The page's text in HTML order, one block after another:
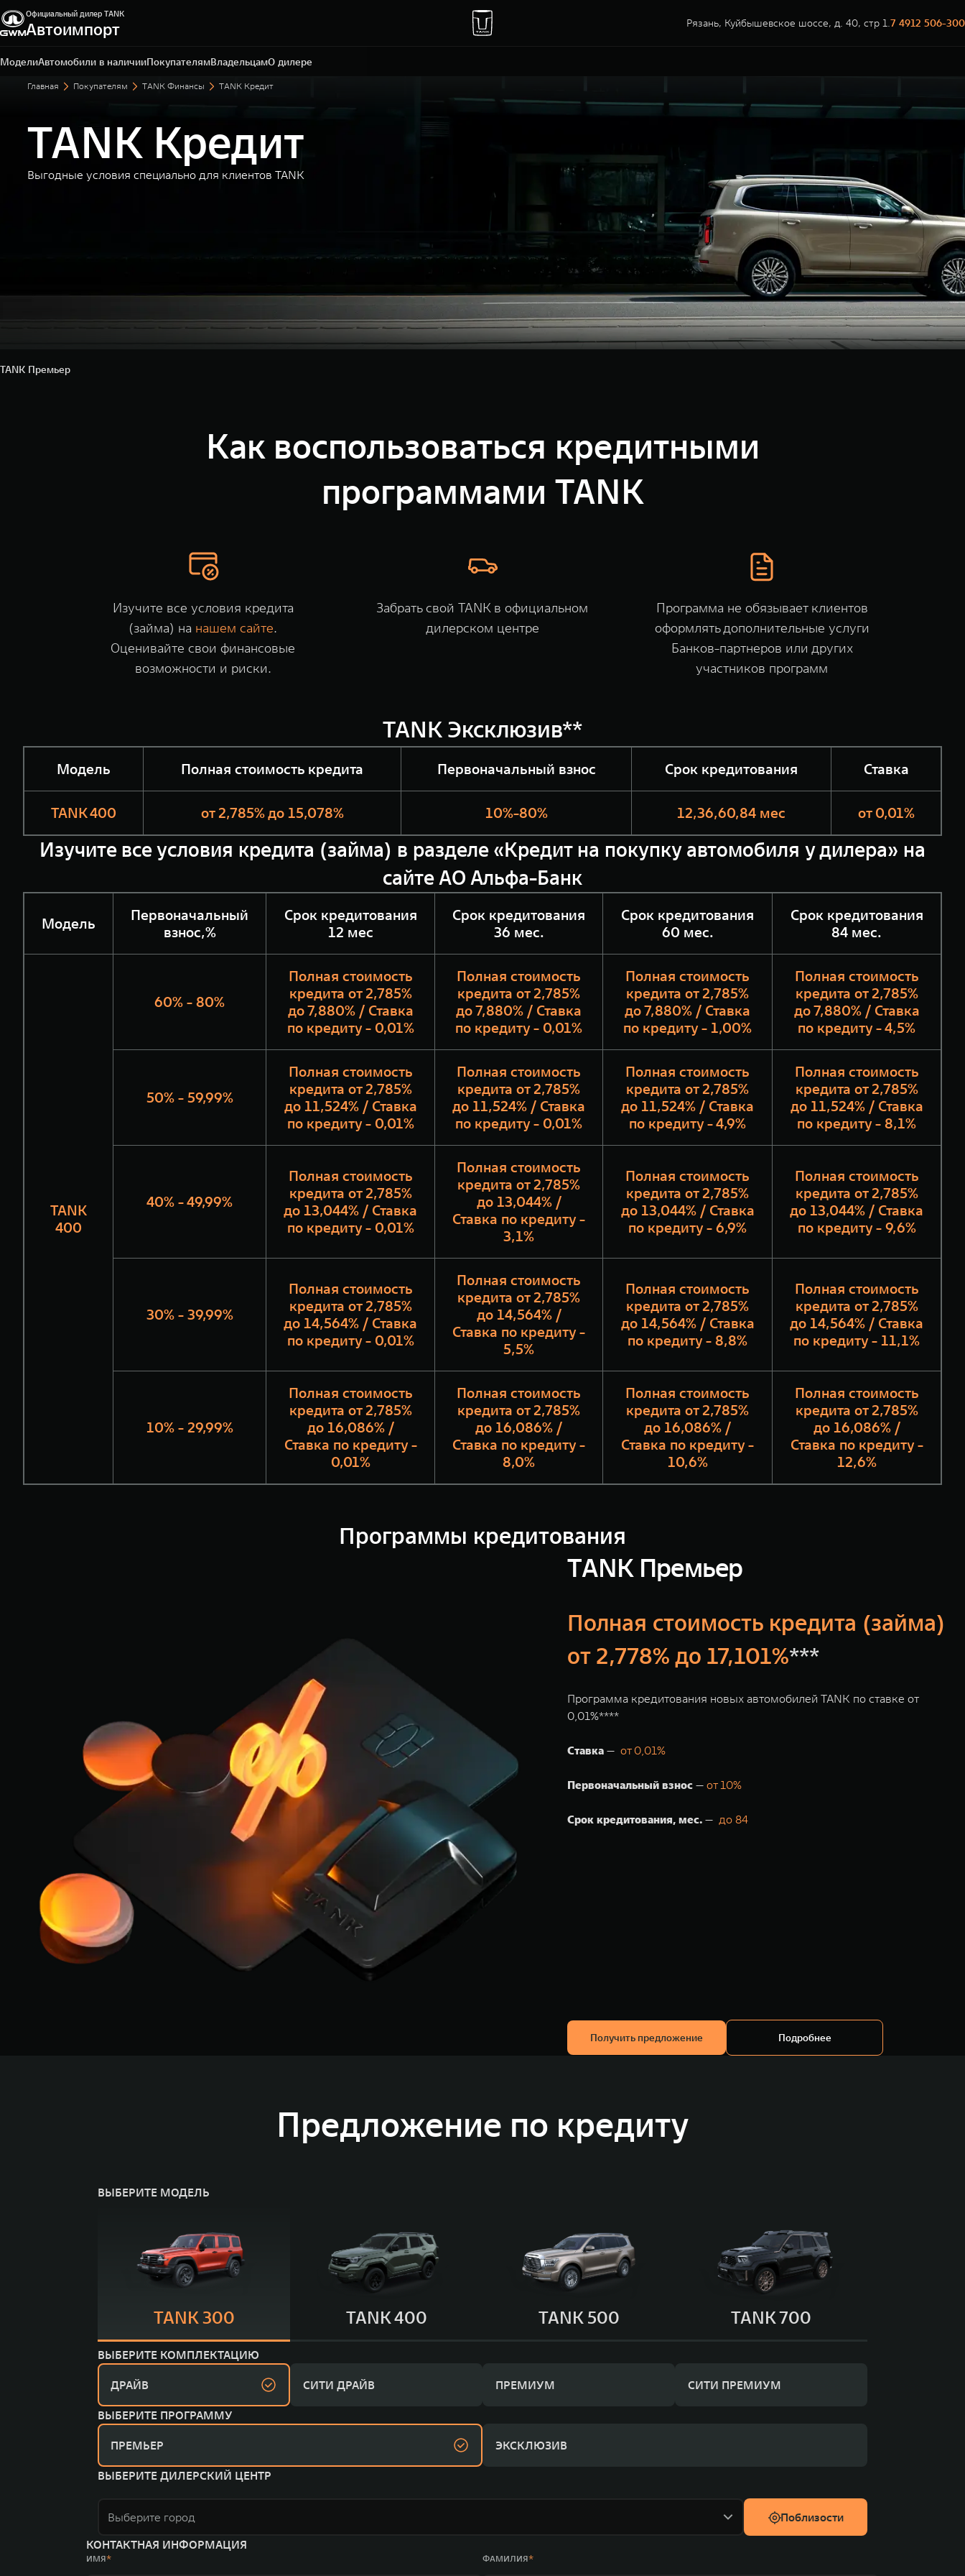
Официальный дилер TANK
Автоимпорт Рязань, Куйбышевское шоссе, д. 40, стр 1.7 4912 506-300
МоделиАвтомобили в наличииПокупателямВладельцамО дилере
Рязань, Куйбышевское шоссе, д. 40, стр 1.
7 4912 506-300
Главная Покупателям TANK Финансы TANK Кредит
TANK Кредит
Выгодные условия специально для клиентов TANK
TANK Премьер
Как воспользоваться кредитными
программами TANK
Изучите все условия кредита
(займа) на нашем сайте.
Оценивайте свои финансовые
возможности и риски.
Забрать свой TANK в официальном
дилерском центре
Программа не обязывает клиентов
оформлять дополнительные услуги
Банков-партнеров или других
участников программ
TANK Эксклюзив**
Модель Полная стоимость кредита Первоначальный взнос Срок кредитования Ставка
TANK 400 от 2,785% до 15,078% 10%-80% 12,36,60,84 мес от 0,01%
Изучите все условия кредита (займа) в разделе «Кредит на покупку автомобиля у дилера» на
сайте АО Альфа-Банк
Модель
Первоначальный
взнос,%
Срок кредитования
12 мес
Срок кредитования
36 мес.
Срок кредитования
60 мес.
Срок кредитования
84 мес.
TANK
400
60% - 80%
Полная стоимость
кредита от 2,785%
до 7,880% / Ставка
по кредиту - 0,01%
Полная стоимость
кредита от 2,785%
до 7,880% / Ставка
по кредиту - 0,01%
Полная стоимость
кредита от 2,785%
до 7,880% / Ставка
по кредиту - 1,00%
Полная стоимость
кредита от 2,785%
до 7,880% / Ставка
по кредиту - 4,5%
50% - 59,99%
Полная стоимость
кредита от 2,785%
до 11,524% / Ставка
по кредиту - 0,01%
Полная стоимость
кредита от 2,785%
до 11,524% / Ставка
по кредиту - 0,01%
Полная стоимость
кредита от 2,785%
до 11,524% / Ставка
по кредиту - 4,9%
Полная стоимость
кредита от 2,785%
до 11,524% / Ставка
по кредиту - 8,1%
40% - 49,99%
Полная стоимость
кредита от 2,785%
до 13,044% / Ставка
по кредиту - 0,01%
Полная стоимость
кредита от 2,785%
до 13,044% /
Ставка по кредиту -
3,1%
Полная стоимость
кредита от 2,785%
до 13,044% / Ставка
по кредиту - 6,9%
Полная стоимость
кредита от 2,785%
до 13,044% / Ставка
по кредиту - 9,6%
30% - 39,99%
Полная стоимость
кредита от 2,785%
до 14,564% / Ставка
по кредиту - 0,01%
Полная стоимость
кредита от 2,785%
до 14,564% /
Ставка по кредиту -
5,5%
Полная стоимость
кредита от 2,785%
до 14,564% / Ставка
по кредиту - 8,8%
Полная стоимость
кредита от 2,785%
до 14,564% / Ставка
по кредиту - 11,1%
10% - 29,99%
Полная стоимость
кредита от 2,785%
до 16,086% /
Ставка по кредиту -
0,01%
Полная стоимость
кредита от 2,785%
до 16,086% /
Ставка по кредиту -
8,0%
Полная стоимость
кредита от 2,785%
до 16,086% /
Ставка по кредиту -
10,6%
Полная стоимость
кредита от 2,785%
до 16,086% /
Ставка по кредиту -
12,6%
Программы кредитования
TANK Премьер
Полная стоимость кредита (займа)
от 2,778% до 17,101%***
Программа кредитования новых автомобилей TANK по ставке от
0,01%****
Ставка —от 0,01%
Первоначальный взнос —от 10%
Срок кредитования, мес. —до 84
Получить предложение Подробнее
Предложение по кредиту
ВЫБЕРИТЕ МОДЕЛЬ
TANK 300 TANK 400 TANK 500 TANK 700
ВЫБЕРИТЕ КОМПЛЕКТАЦИЮ
ДРАЙВ СИТИ ДРАЙВ ПРЕМИУМ СИТИ ПРЕМИУМ
ВЫБЕРИТЕ ПРОГРАММУ
ПРЕМЬЕР ЭКСКЛЮЗИВ
ВЫБЕРИТЕ ДИЛЕРСКИЙ ЦЕНТР
Выберите город
Поблизости
КОНТАКТНАЯ ИНФОРМАЦИЯ
ИМЯ ФАМИЛИЯ